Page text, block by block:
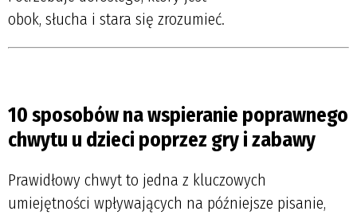
obok, słucha i stara się zrozumieć.
10 sposobów na wspieranie poprawnego
chwytu u dzieci poprzez gry i zabawy
Prawidłowy chwyt to jedna z kluczowych
umiejętności wpływających na późniejsze pisanie,